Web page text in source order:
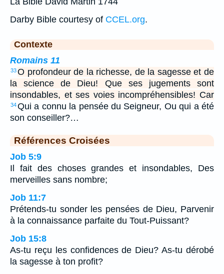
Darby Bible courtesy of CCEL.org.
Contexte
Romains 11
33O profondeur de la richesse, de la sagesse et de
la science de Dieu! Que ses jugements sont
insondables, et ses voies incompréhensibles! Car
34Qui a connu la pensée du Seigneur, Ou qui a été
son conseiller?…
Références Croisées
Job 5:9
Il fait des choses grandes et insondables, Des
merveilles sans nombre;
Job 11:7
Prétends-tu sonder les pensées de Dieu, Parvenir
à la connaissance parfaite du Tout-Puissant?
Job 15:8
As-tu reçu les confidences de Dieu? As-tu dérobé
la sagesse à ton profit?